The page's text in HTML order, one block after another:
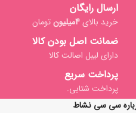
ارسال رایگان
خرید بالای4میلیون تومان
ضمانت اصل بودن کالا
دارای لیبل اصالت کالا
پرداخت سریع
پرداخت شتابی.
سی سی نشاط